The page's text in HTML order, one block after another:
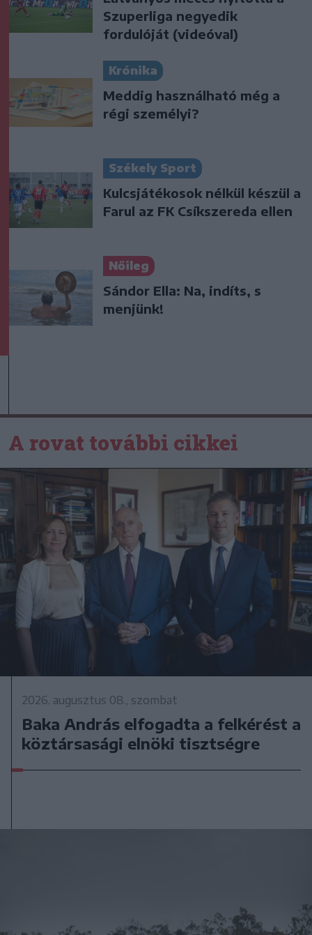
Szuperliga negyedik
fordulóját (videóval)
Krónika
Meddig használható még a
régi személyi?
Székely Sport
Kulcsjátékosok nélkül készül a
Farul az FK Csíkszereda ellen
Nőileg
Sándor Ella: Na, indíts, s
menjünk!
A rovat további cikkei
2026. augusztus 08., szombat
Baka András elfogadta a felkérést a
köztársasági elnöki tisztségre